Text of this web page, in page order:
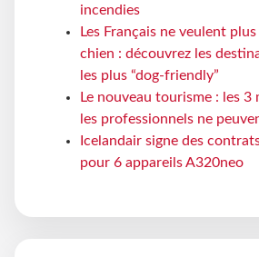
incendies
Les Français ne veulent
chien : découvrez les
les plus “dog-friendly”
Le nouveau tourisme : les
les professionnels ne
Icelandair signe des
pour 6 appareils A320neo